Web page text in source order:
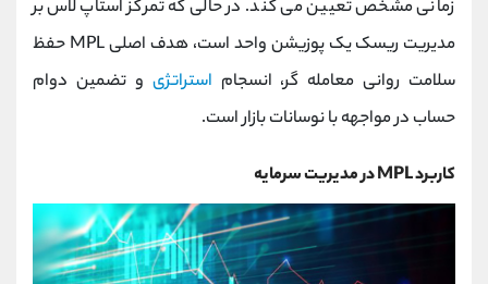
زمانی مشخص تعیین می‌ کند. در حالی که تمرکز استاپ‌ لاس بر
مدیریت ریسک یک پوزیشن واحد است، هدف اصلی MPL حفظ
سلامت روانی معامله‌ گر، انسجام استراتژی و تضمین دوام
حساب در مواجهه با نوسانات بازار است.
کاربرد MPL در مدیریت سرمایه